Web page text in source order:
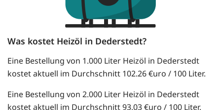
Was kostet Heizöl in Dederstedt?
Eine Bestellung von 1.000 Liter Heizöl in Dederstedt
kostet aktuell im Durchschnitt 102.26 €uro / 100 Liter.
Eine Bestellung von 2.000 Liter Heizöl in Dederstedt
kostet aktuell im Durchschnitt 93.03 €uro / 100 Liter.